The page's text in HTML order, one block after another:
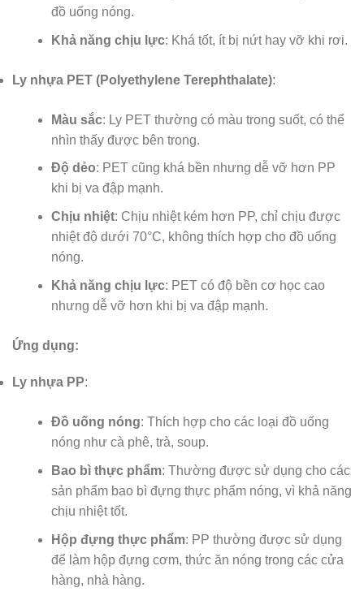
đồ uống nóng.
Khả năng chịu lực: Khá tốt, ít bị nứt hay vỡ khi rơi.
Ly nhựa PET (Polyethylene Terephthalate):
Màu sắc: Ly PET thường có màu trong suốt, có thể
nhìn thấy được bên trong.
Độ dẻo: PET cũng khá bền nhưng dễ vỡ hơn PP
khi bị va đập mạnh.
Chịu nhiệt: Chịu nhiệt kém hơn PP, chỉ chịu được
nhiệt độ dưới 70°C, không thích hợp cho đồ uống
nóng.
Khả năng chịu lực: PET có độ bền cơ học cao
nhưng dễ vỡ hơn khi bị va đập mạnh.
Ứng dụng:
Ly nhựa PP:
Đồ uống nóng: Thích hợp cho các loại đồ uống
nóng như cà phê, trà, soup.
Bao bì thực phẩm: Thường được sử dụng cho các
sản phẩm bao bì đựng thực phẩm nóng, vì khả năng
chịu nhiệt tốt.
Hộp đựng thực phẩm: PP thường được sử dụng
để làm hộp đựng cơm, thức ăn nóng trong các cửa
hàng, nhà hàng.